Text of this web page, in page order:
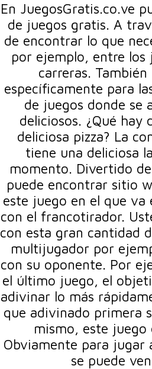
En JuegosGratis.co.ve
de juegos gratis. A
de encontrar lo que
por ejemplo, entre los
carreras.
específicamente para
de juegos donde se
deliciosos. ¿Qué hay
deliciosa pizza? La
tiene una deliciosa
momento. Divertido
puede encontrar sitio
este juego en el que
con el francotirador.
con esta gran cantidad
multijugador por
con su oponente. Por
el último juego, el
adivinar lo más
que adivinado primera
mismo, este juego
Obviamente para jugar
se puede